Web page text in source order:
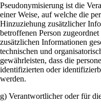
Pseudonymisierung ist die
einer Weise, auf welche die
Hinzuziehung zusätzlicher
betroffenen Person
zusätzlichen Informationen
technischen und
gewährleisten, dass die
identifizierten oder
werden.
g) Verantwortlicher oder für